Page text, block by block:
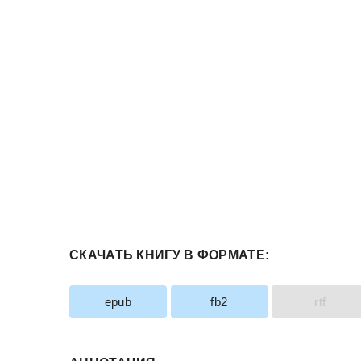
СКАЧАТЬ КНИГУ В ФОРМАТЕ:
epub fb2 rtf